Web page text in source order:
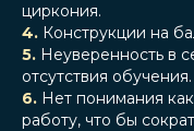
циркония.
4. Конструкции на
5. Неуверенность в
отсутствия обучения.
6. Нет понимания
работу, что бы